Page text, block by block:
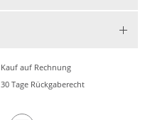
Kauf auf Rechnung
30 Tage Rückgaberecht